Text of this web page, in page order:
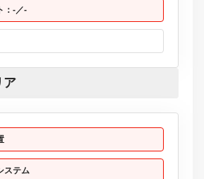
：-／-
ア
ステム